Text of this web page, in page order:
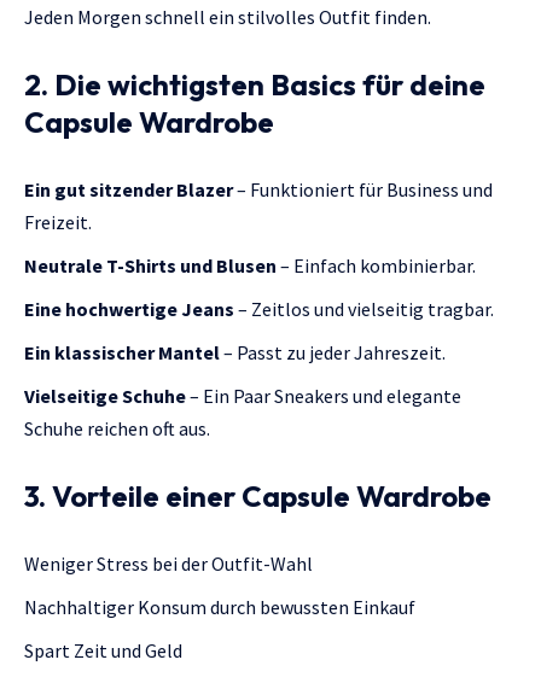
Jeden Morgen schnell ein stilvolles Outfit finden.
2. Die wichtigsten Basics für deine
Capsule Wardrobe
Ein gut sitzender Blazer– Funktioniert für Business und
Freizeit.
Neutrale T-Shirts und Blusen – Einfach kombinierbar.
Eine hochwertige Jeans – Zeitlos und vielseitig tragbar.
Ein klassischer Mantel– Passt zu jeder Jahreszeit.
Vielseitige Schuhe– Ein Paar Sneakers und elegante
Schuhe reichen oft aus.
3. Vorteile einer Capsule Wardrobe
Weniger Stress bei der Outfit-Wahl
Nachhaltiger Konsum durch bewussten Einkauf
Spart Zeit und Geld